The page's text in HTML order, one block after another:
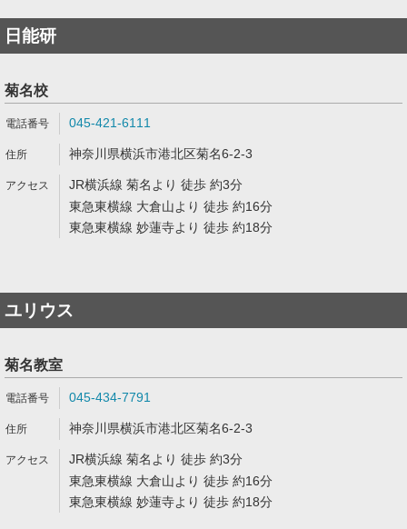
日能研
菊名校
045-421-6111
神奈川県横浜市港北区菊名6-2-3
JR横浜線 菊名より 徒歩 約3分
東急東横線 大倉山より 徒歩 約16分
東急東横線 妙蓮寺より 徒歩 約18分
ユリウス
菊名教室
045-434-7791
神奈川県横浜市港北区菊名6-2-3
JR横浜線 菊名より 徒歩 約3分
東急東横線 大倉山より 徒歩 約16分
東急東横線 妙蓮寺より 徒歩 約18分